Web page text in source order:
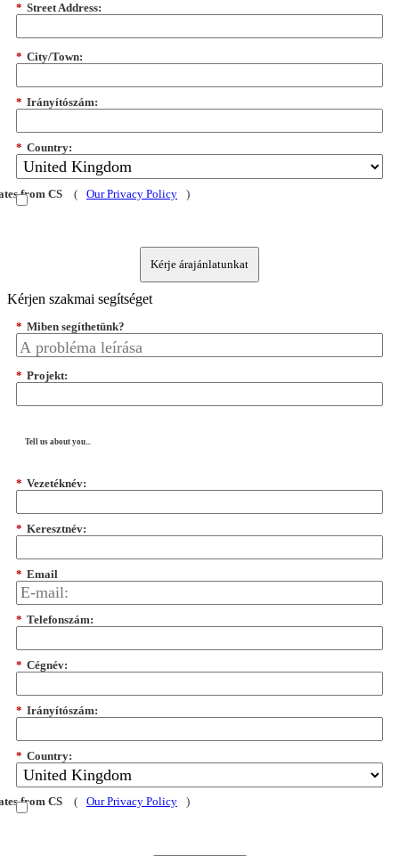
* Street Address:
* City/Town:
* Irányítószám:
* Country:
from CS ( Our Privacy Policy )
Kérje árajánlatunkat
Kérjen szakmai segítséget
* Miben segíthetünk?
* Projekt:
Tell us about you...
* Vezetéknév:
* Keresztnév:
* Email
* Telefonszám:
* Cégnév:
* Irányítószám:
* Country:
from CS ( Our Privacy Policy )